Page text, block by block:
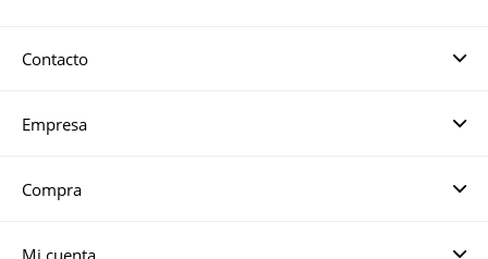
Contacto
Empresa
Compra
Mi cuenta